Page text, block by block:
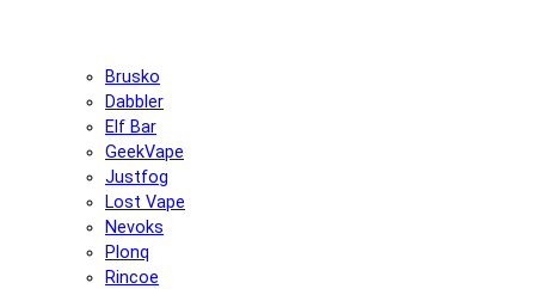
Brusko
Dabbler
Elf Bar
GeekVape
Justfog
Lost Vape
Nevoks
Plonq
Rincoe